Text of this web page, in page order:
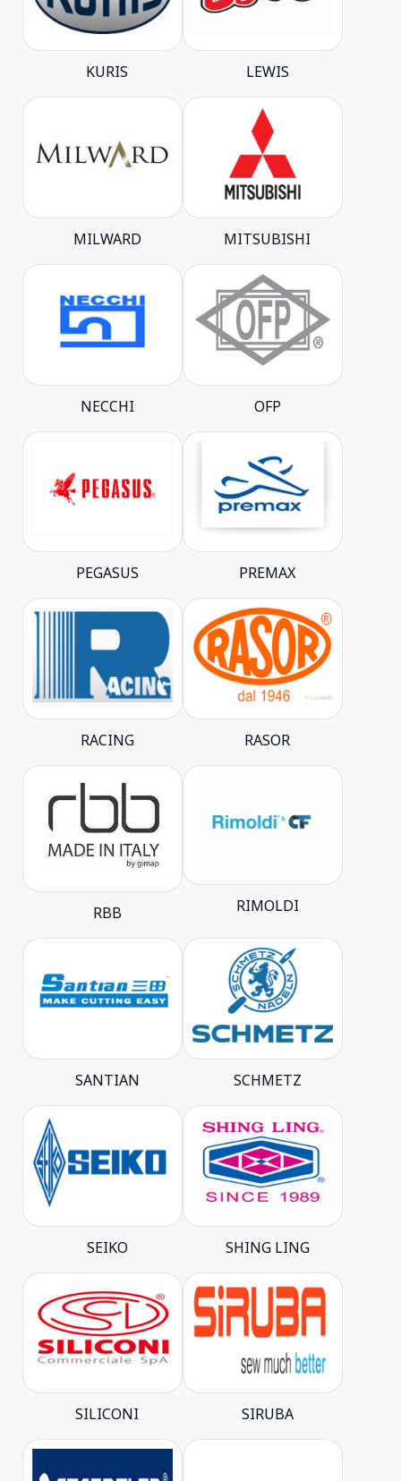
KURIS LEWIS
MILWARD MITSUBISHI
NECCHI OFP
PEGASUS PREMAX
RACING RASOR
RBB RIMOLDI
SANTIAN SCHMETZ
SEIKO SHING LING
SILICONI SIRUBA